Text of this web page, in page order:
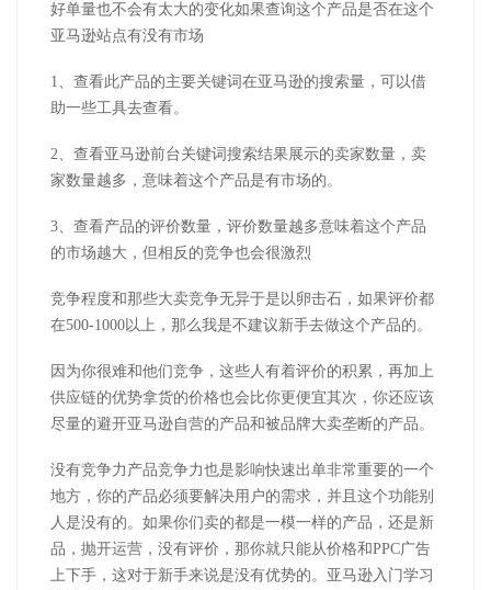
好单量也不会有太大的变化如果查询这个产品是否在这个
亚马逊站点有没有市场
1、查看此产品的主要关键词在亚马逊的搜索量，可以借
助一些工具去查看。
2、查看亚马逊前台关键词搜索结果展示的卖家数量，卖
家数量越多，意味着这个产品是有市场的。
3、查看产品的评价数量，评价数量越多意味着这个产品
的市场越大，但相反的竞争也会很激烈
竞争程度和那些大卖竞争无异于是以卵击石，如果评价都
在500-1000以上，那么我是不建议新手去做这个产品的。
因为你很难和他们竞争，这些人有着评价的积累，再加上
供应链的优势拿货的价格也会比你更便宜其次，你还应该
尽量的避开亚马逊自营的产品和被品牌大卖垄断的产品。
没有竞争力产品竞争力也是影响快速出单非常重要的一个
地方，你的产品必须要解决用户的需求，并且这个功能别
人是没有的。如果你们卖的都是一模一样的产品，还是新
品，抛开运营，没有评价，那你就只能从价格和PPC广告
上下手，这对于新手来说是没有优势的。亚马逊入门学习